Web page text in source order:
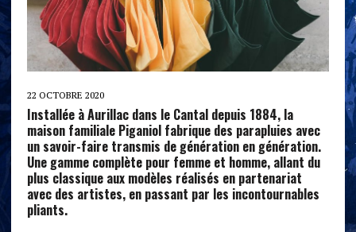
22 OCTOBRE 2020
Installée à Aurillac dans le Cantal depuis 1884, la
maison familiale Piganiol fabrique des parapluies avec
un savoir-faire transmis de génération en génération.
Une gamme complète pour femme et homme, allant du
plus classique aux modèles réalisés en partenariat
avec des artistes, en passant par les incontournables
pliants.